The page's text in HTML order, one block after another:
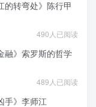
的转弯处》陈行甲
490人已阅读
融》索罗斯的哲学
489人已阅读
手》李师江